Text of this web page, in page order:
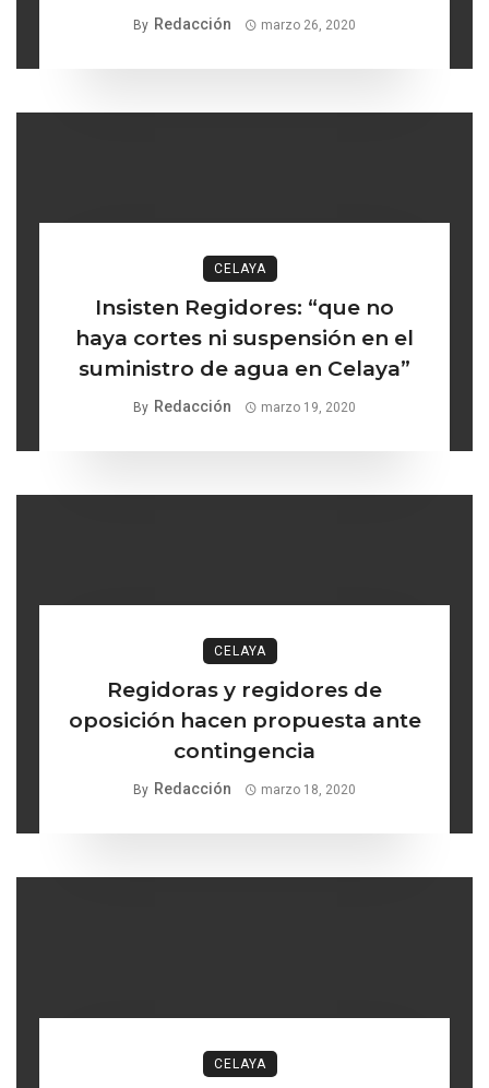
recargos
By Redacción marzo 26, 2020
CELAYA
Insisten Regidores: “que no
haya cortes ni suspensión en el
suministro de agua en Celaya”
By Redacción marzo 19, 2020
CELAYA
Regidoras y regidores de
oposición hacen propuesta ante
contingencia
By Redacción marzo 18, 2020
CELAYA